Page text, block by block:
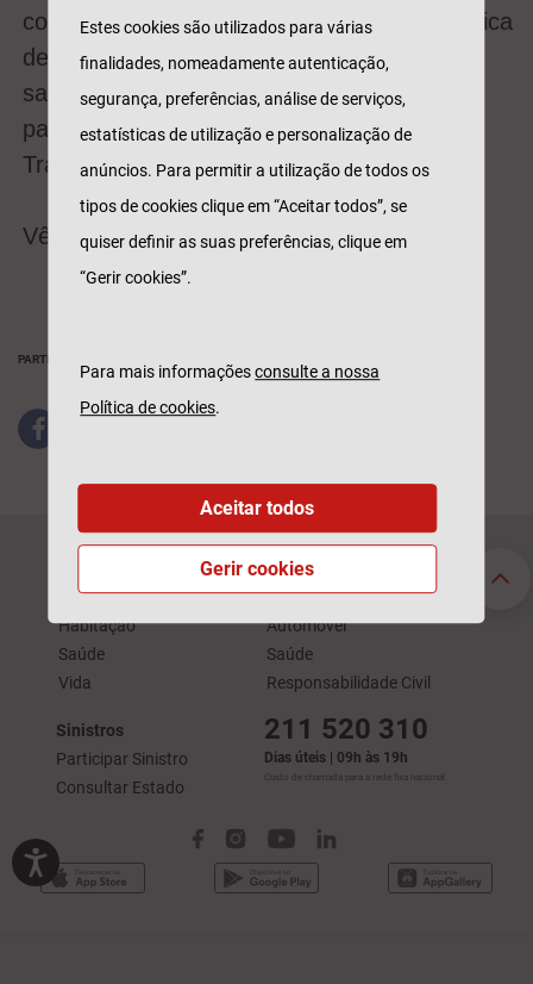
como, para promover a importância da prática
desportiva e da adoção de hábitos de vida
saudáveis, sendo valores e princípios
partilhados também pela Generali
Tranquilidade.
Vê aquio vídeo.
PARTILHAR
Seguros Particulares
Automóvel
Habitação
Saúde
Vida
Seguros Empresas
Acidentes de Trabalho
Automóvel
Saúde
Responsabilidade Civil
Sinistros
Participar Sinistro
Consultar Estado
211 520 310
Dias úteis | 09h às 19h
Custo de chamada para a rede fixa nacional
Estes cookies são utilizados para várias
finalidades, nomeadamente autenticação,
segurança, preferências, análise de serviços,
estatísticas de utilização e personalização de
anúncios. Para permitir a utilização de todos os
tipos de cookies clique em “Aceitar todos”, se
quiser definir as suas preferências, clique em
“Gerir cookies”.
Para mais informaçõesconsulte a nossa
Política de cookies.
Gerir cookies
Aceitar todos